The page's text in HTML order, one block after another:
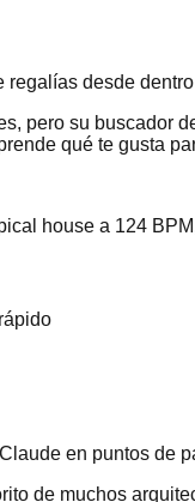
regalías desde
pero su buscador
qué te gusta
house a 124
en puntos de
de muchos